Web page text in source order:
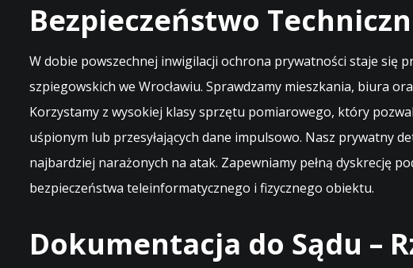
Bezpieczeństwo
W dobie powszechnej inwigilacji ochrona prywatności staje się
szpiegowskich we Wrocławiu. Sprawdzamy mieszkania, biura
Korzystamy z wysokiej klasy sprzętu pomiarowego, który
uśpionym lub przesyłających dane impulsowo. Nasz prywatny
najbardziej narażonych na atak. Zapewniamy pełną dyskrecję
bezpieczeństwa teleinformatycznego i fizycznego obiektu.
Dokumentacja do Sądu –